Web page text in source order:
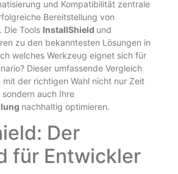
und Kompatibilität zentrale
Bereitstellung von
Die Tools InstallShield und
zu den bekanntesten Lösungen in
welches Werkzeug eignet sich für
Dieser umfassende Vergleich
mit der richtigen Wahl nicht nur Zeit
auch Ihre
nachhaltig optimieren.
Der
für Entwickler